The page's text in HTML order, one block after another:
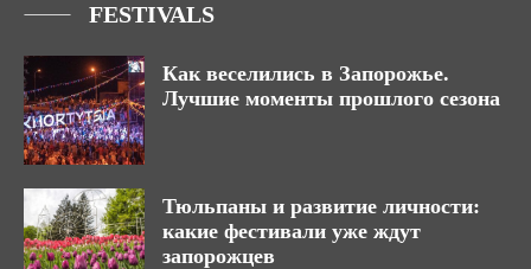
FESTIVALS
Как веселились в Запорожье.
Лучшие моменты прошлого сезона
Тюльпаны и развитие личности:
какие фестивали уже ждут
запорожцев